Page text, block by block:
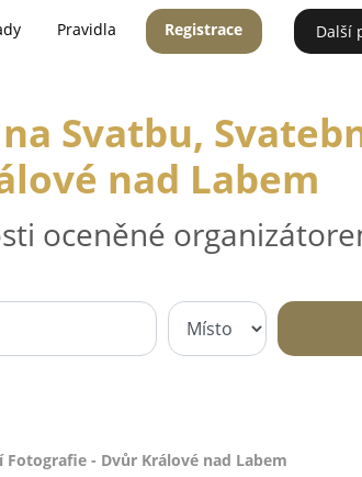
Pravidla Registrace Další
Svatbu,
nad Labem
oceněné
Fotografie - Dvůr Králové nad Labem